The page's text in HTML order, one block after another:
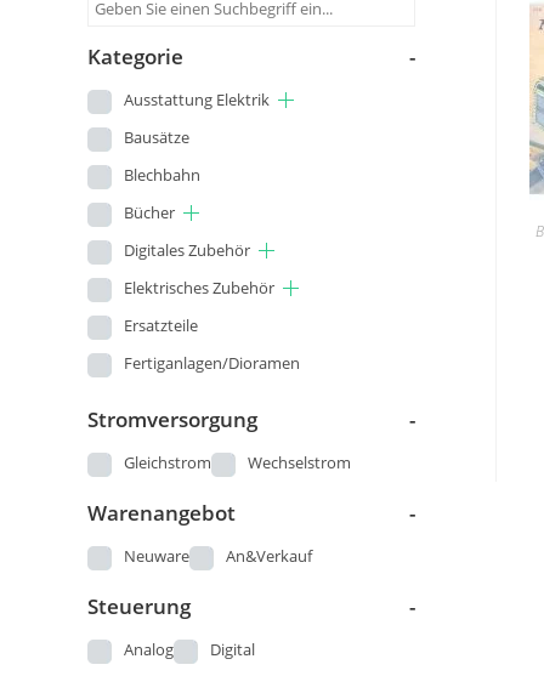
Kategorie -
Ausstattung Elektrik
Bausätze
Blechbahn
Bücher
Digitales Zubehör
Elektrisches Zubehör
Ersatzteile
Fertiganlagen/Dioramen
Kataloge und Pläne
Landschaftsbau
Loks
Modellbau - Sonstige
Märklin 00
Stromversorgung -
Gleichstrom Wechselstrom
Warenangebot -
Neuware An&Verkauf
Steuerung -
Analog Digital